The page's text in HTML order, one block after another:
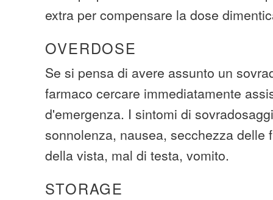
extra per compensare la dose
OVERDOSE
Se si pensa di avere assunto un
farmaco cercare immediatamente
d'emergenza. I sintomi di
sonnolenza, nausea, secchezza delle
della vista, mal di testa, vomito.
STORAGE